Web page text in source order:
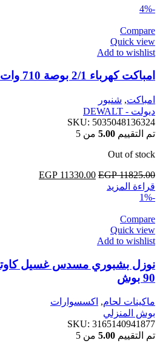
-4%
Compare
Quick view
Add to wishlist
امباكت كهرباء 2/1 بوصة 710 وات ديوالت DW292
امباكت, شنيور
ديولت - DEWALT
SKU: 5035048136324
تم التقييم 5.00 من 5
Out of stock
EGP11825.00
السعر
EGP 11330.00
السعر
قراءة المزيد
-1%
Compare
Quick view
Add to wishlist
90 بوش
ماكينات لحام, اكسسوارات
بوش المنزلي
SKU: 3165140941877
تم التقييم 5.00 من 5